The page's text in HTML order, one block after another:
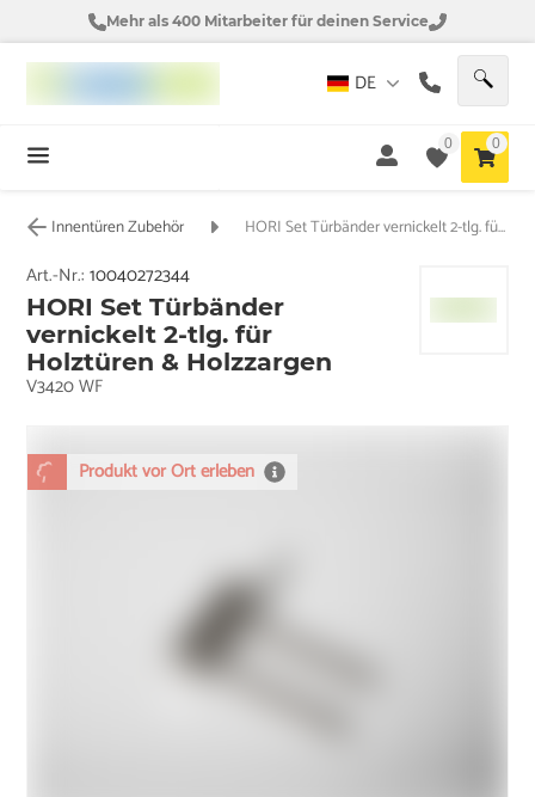
Mehr als 400 Mitarbeiter für deinen Service
DE
0 0
Innentüren Zubehör HORI Set Türbänder vernickelt 2-tlg. für Holztüren & Holzzargen
Produkt vor Ort erleben
Art.-Nr.:10040272344
HORI Set Türbänder
vernickelt 2-tlg. für
Holztüren & Holzzargen
V3420 WF